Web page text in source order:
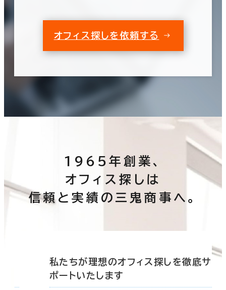
オフィス探しを依頼する
1965年創業、
オフィス探しは
信頼と実績の三鬼商事へ。
私たちが理想のオフィス探しを徹底サ
ポートいたします